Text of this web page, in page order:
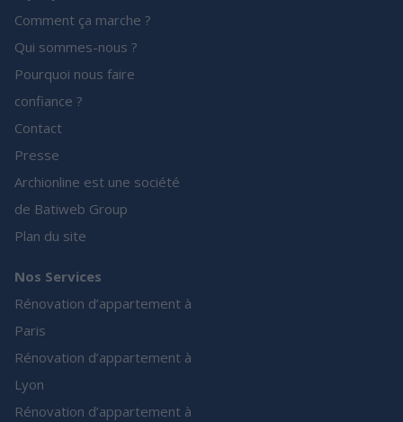
Comment ça marche ?
Qui sommes-nous ?
Pourquoi nous faire
confiance ?
Contact
Presse
Archionline est une société
de Batiweb Group
Plan du site
Nos Services
Rénovation d’appartement à
Paris
Rénovation d’appartement à
Lyon
Rénovation d’appartement à